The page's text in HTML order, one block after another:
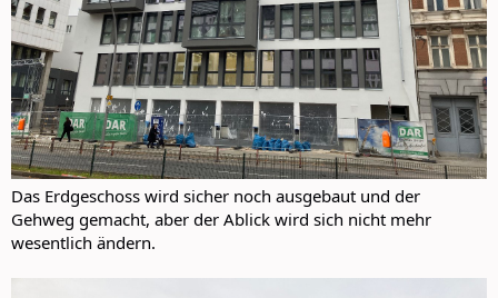
Das Erdgeschoss wird sicher noch ausgebaut und der
Gehweg gemacht, aber der Ablick wird sich nicht mehr
wesentlich ändern.